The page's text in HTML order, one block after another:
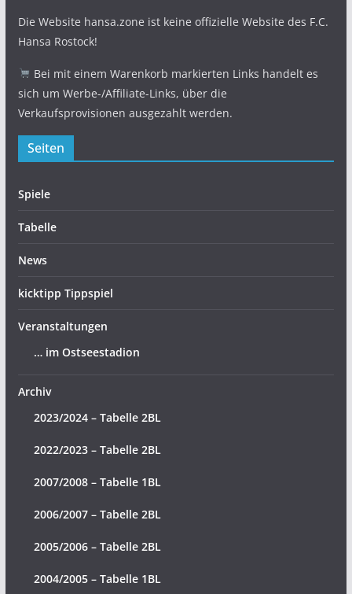
Die Website hansa.zone ist keine offizielle Website des F.C.
Hansa Rostock!
Bei mit einem Warenkorb markierten Links handelt es
sich um Werbe-/Affiliate-Links, über die
Verkaufsprovisionen ausgezahlt werden.
Seiten
Spiele
Tabelle
News
kicktipp Tippspiel
Veranstaltungen
… im Ostseestadion
Archiv
2023/2024 – Tabelle 2BL
2022/2023 – Tabelle 2BL
2007/2008 – Tabelle 1BL
2006/2007 – Tabelle 2BL
2005/2006 – Tabelle 2BL
2004/2005 – Tabelle 1BL